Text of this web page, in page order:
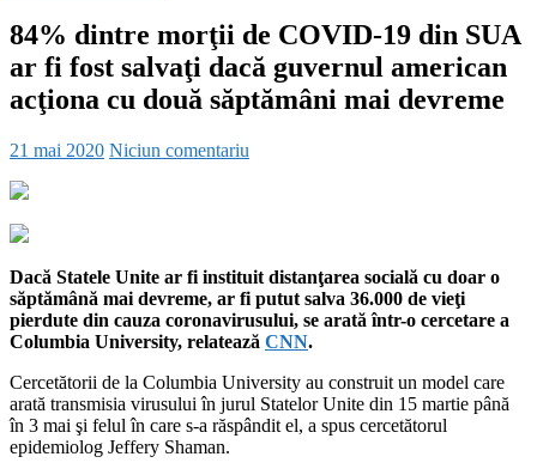
84% dintre morţii de COVID-19 din SUA
ar fi fost salvaţi dacă guvernul american
acţiona cu două săptămâni mai devreme
21 mai 2020 Niciun comentariu
Dacă Statele Unite ar fi instituit distanţarea socială cu doar o
săptămână mai devreme, ar fi putut salva 36.000 de vieţi
pierdute din cauza coronavirusului, se arată într-o cercetare a
Columbia University, relatează CNN.
Cercetătorii de la Columbia University au construit un model care
arată transmisia virusului în jurul Statelor Unite din 15 martie până
în 3 mai şi felul în care s-a răspândit el, a spus cercetătorul
epidemiolog Jeffery Shaman.